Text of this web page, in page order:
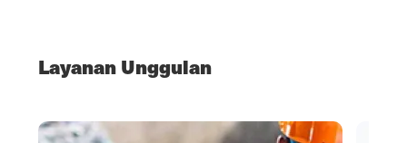
Layanan Unggulan